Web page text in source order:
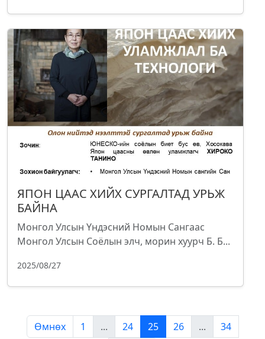
ЯПОН ЦААС ХИЙХ СУРГАЛТАД УРЬЖ
БАЙНА
Монгол Улсын Үндэсний Номын Сангаас
Монгол Улсын Соёлын элч, морин хуурч Б. Б...
2025/08/27
Өмнөх 1 ... 24 25 26 ...
34